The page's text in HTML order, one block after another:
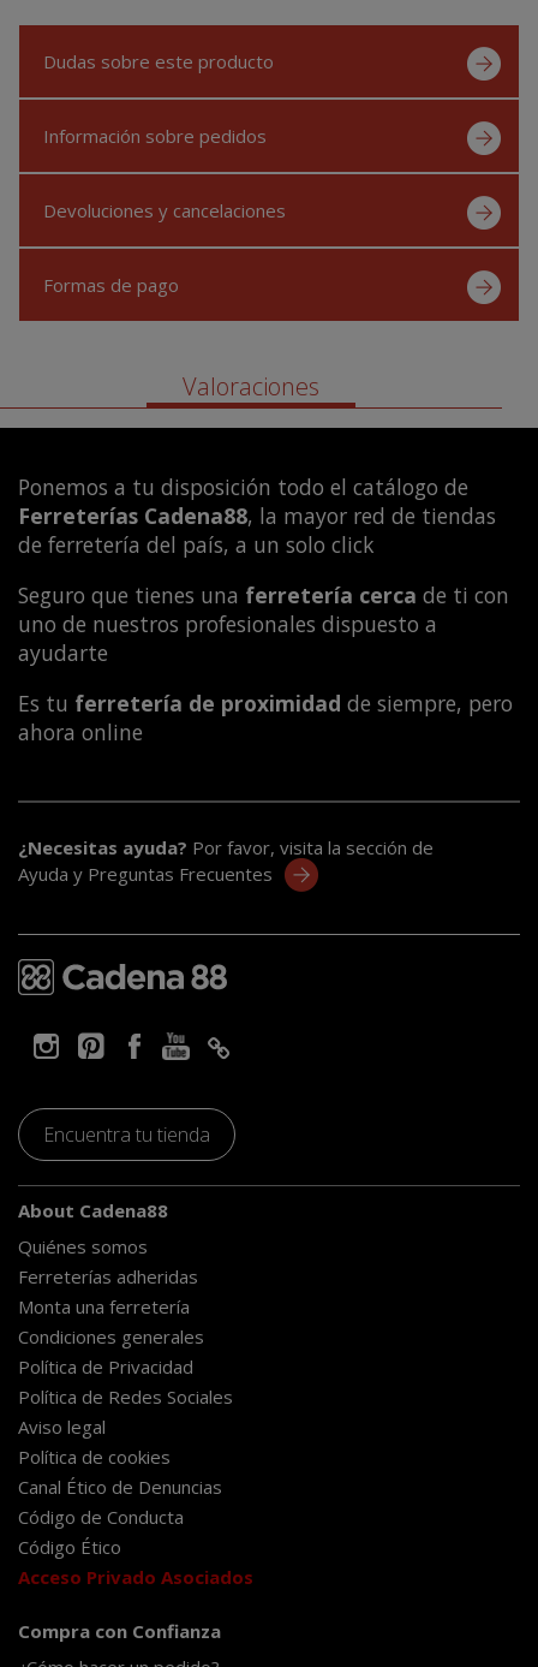
Dudas sobre este producto
Información sobre pedidos
Devoluciones y cancelaciones
Formas de pago
Valoraciones
Ponemos a tu disposición todo el catálogo de
Ferreterías Cadena88, la mayor red de tiendas
de ferretería del país, a un solo click
Seguro que tienes una ferretería cerca de ti con
uno de nuestros profesionales dispuesto a
ayudarte
Es tu ferretería de proximidad de siempre, pero
ahora online
¿Necesitas ayuda? Por favor, visita la sección de
Ayuda y Preguntas Frecuentes
Encuentra tu tienda
About Cadena88
Quiénes somos
Ferreterías adheridas
Monta una ferretería
Condiciones generales
Política de Privacidad
Política de Redes Sociales
Aviso legal
Política de cookies
Canal Ético de Denuncias
Código de Conducta
Código Ético
Acceso Privado Asociados
Compra con Confianza